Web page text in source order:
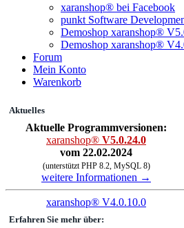
xaranshop® bei Facebook
punkt Software
Demoshop xaranshop®
Demoshop xaranshop®
Forum
Mein Konto
Warenkorb
Aktuelles
Aktuelle Programmversionen:
xaranshop® V5.0.24.0
vom 22.02.2024
(unterstützt PHP 8.2, MySQL 8)
weitere Informationen →
xaranshop® V4.0.10.0
Erfahren Sie mehr über: